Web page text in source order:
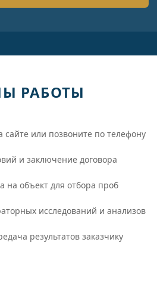
РАБОТЫ
сайте или позвоните по телефону
и заключение договора
на объект для отбора проб
исследований и анализов
результатов заказчику